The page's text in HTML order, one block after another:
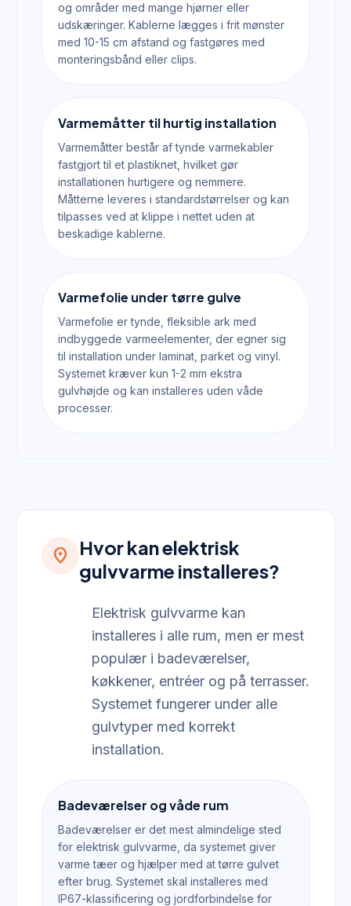
og områder med mange hjørner eller
udskæringer. Kablerne lægges i frit mønster
med 10-15 cm afstand og fastgøres med
monteringsbånd eller clips.
Varmemåtter til hurtig installation
Varmemåtter består af tynde varmekabler
fastgjort til et plastiknet, hvilket gør
installationen hurtigere og nemmere.
Måtterne leveres i standardstørrelser og kan
tilpasses ved at klippe i nettet uden at
beskadige kablerne.
Varmefolie under tørre gulve
Varmefolie er tynde, fleksible ark med
indbyggede varmeelementer, der egner sig
til installation under laminat, parket og vinyl.
Systemet kræver kun 1-2 mm ekstra
gulvhøjde og kan installeres uden våde
processer.
location_on
Hvor kan elektrisk
gulvvarme installeres?
Elektrisk gulvvarme kan
installeres i alle rum, men er mest
populær i badeværelser,
køkkener, entréer og på terrasser.
Systemet fungerer under alle
gulvtyper med korrekt
installation.
Badeværelser og våde rum
Badeværelser er det mest almindelige sted
for elektrisk gulvvarme, da systemet giver
varme tæer og hjælper med at tørre gulvet
efter brug. Systemet skal installeres med
IP67-klassificering og jordforbindelse for